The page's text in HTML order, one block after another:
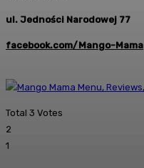
ul. Jedności Narodowej 77
facebook.com/Mango-Mama
Total 3 Votes
2
1